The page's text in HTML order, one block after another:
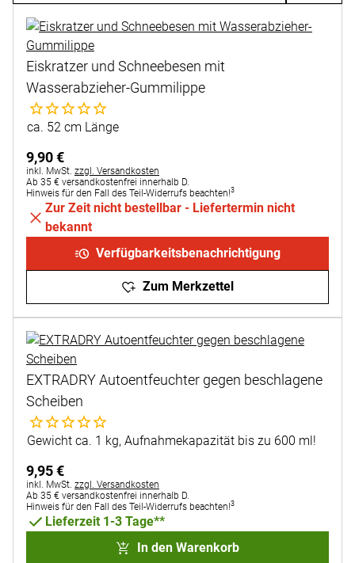
Eiskratzer und Schneebesen mit
Wasserabzieher-Gummilippe
Noch keine Bewertungen abgegeben
ca. 52 cm Länge
9,90€
Steuerhinweis:
inkl. MwSt. zzgl. Versandkosten
Ab 35 € versandkostenfrei innerhalb D.
Hinweis für den Fall des Teil-Widerrufs beachten!3
Zur Zeit nicht bestellbar - Liefertermin nicht
bekannt
Verfügbarkeitsbenachrichtigung
Zum Merkzettel
EXTRADRY Autoentfeuchter gegen beschlagene
Scheiben
Noch keine Bewertungen abgegeben
Gewicht ca. 1 kg, Aufnahmekapazität bis zu 600 ml!
9,95€
Steuerhinweis:
inkl. MwSt. zzgl. Versandkosten
Ab 35 € versandkostenfrei innerhalb D.
Hinweis für den Fall des Teil-Widerrufs beachten!3
Lieferzeit 1-3 Tage**
In den Warenkorb